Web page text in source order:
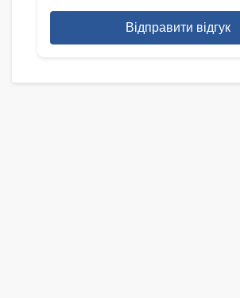
Відправити відгук